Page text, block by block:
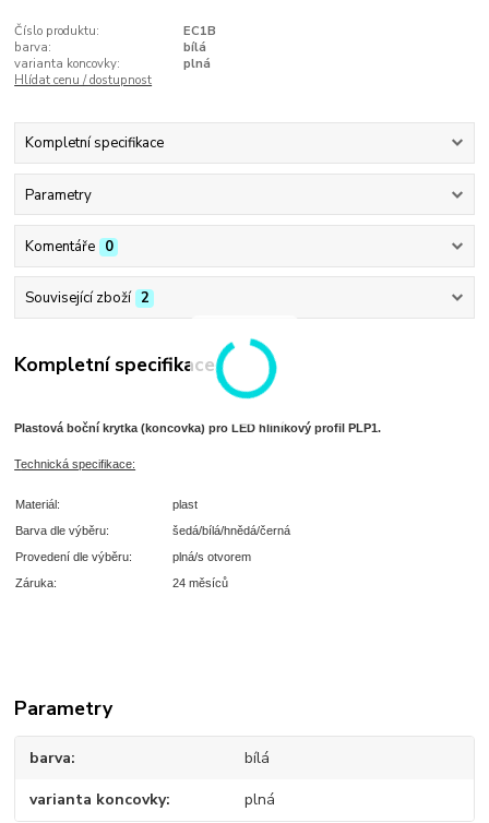
Číslo produktu:
EC1B
barva:
bílá
varianta koncovky:
plná
Hlídat cenu / dostupnost
Kompletní specifikace
Parametry
Komentáře 0
Související zboží 2
Kompletní specifikace
Plastová boční krytka (koncovka) pro LED hliníkový profil PLP1.
Technická specifikace:
Materiál:
plast
Barva dle výběru:
šedá/bílá/hnědá/černá
Provedení dle výběru:
plná/s otvorem
Záruka:
24 měsíců
Parametry
barva bílá
varianta koncovky plná